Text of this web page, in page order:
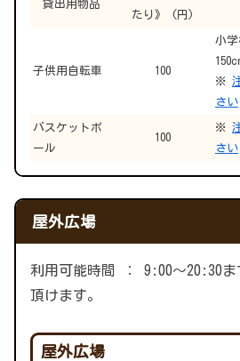
貸出用物品
たり》 (円)
子供用自転車 100
小学
※
さい
バスケットボ
ール
100
※
さい
屋外広場
利用可能時間 ： 9:00～20:30ま
頂けます。
屋外広場